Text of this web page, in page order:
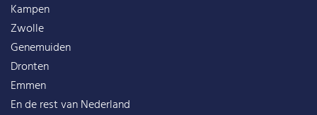
Kampen
Zwolle
Genemuiden
Dronten
Emmen
En de rest vanNederland